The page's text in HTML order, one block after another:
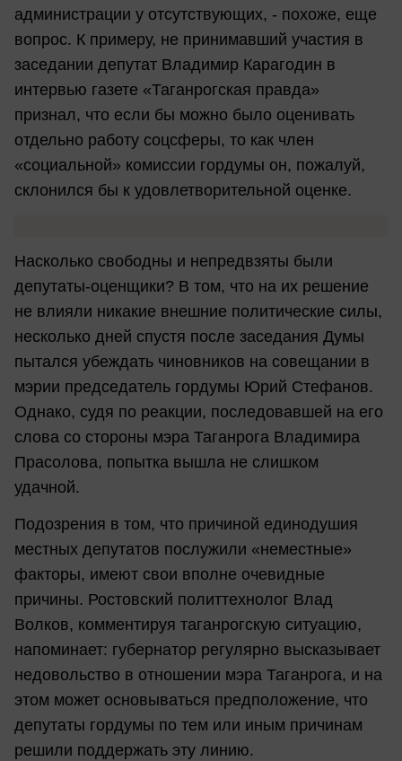
администрации у отсутствующих, - похоже, еще
вопрос. К примеру, не принимавший участия в
заседании депутат Владимир Карагодин в
интервью газете «Таганрогская правда»
признал, что если бы можно было оценивать
отдельно работу соцсферы, то как член
«социальной» комиссии гордумы он, пожалуй,
склонился бы к удовлетворительной оценке.
Насколько свободны и непредвзяты были
депутаты-оценщики? В том, что на их решение
не влияли никакие внешние политические силы,
несколько дней спустя после заседания Думы
пытался убеждать чиновников на совещании в
мэрии председатель гордумы Юрий Стефанов.
Однако, судя по реакции, последовавшей на его
слова со стороны мэра Таганрога Владимира
Прасолова, попытка вышла не слишком
удачной.
Подозрения в том, что причиной единодушия
местных депутатов послужили «неместные»
факторы, имеют свои вполне очевидные
причины. Ростовский политтехнолог Влад
Волков, комментируя таганрогскую ситуацию,
напоминает: губернатор регулярно высказывает
недовольство в отношении мэра Таганрога, и на
этом может основываться предположение, что
депутаты гордумы по тем или иным причинам
решили поддержать эту линию.